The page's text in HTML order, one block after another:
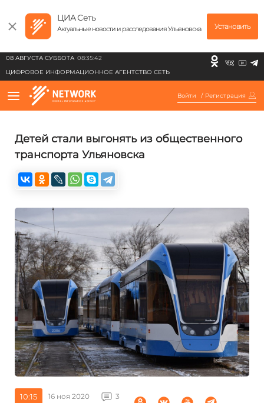
ЦИА Сеть
Актуальные новости и расследования Ульяновска Установить
08 АВГУСТА СУББОТА 08:35:42
ЦИФРОВОЕ ИНФОРМАЦИОННОЕ АГЕНТСТВО СЕТЬ
Войти / Регистрация
Детей стали выгонять из общественного
транспорта Ульяновска
10:15 16 ноя 2020 3